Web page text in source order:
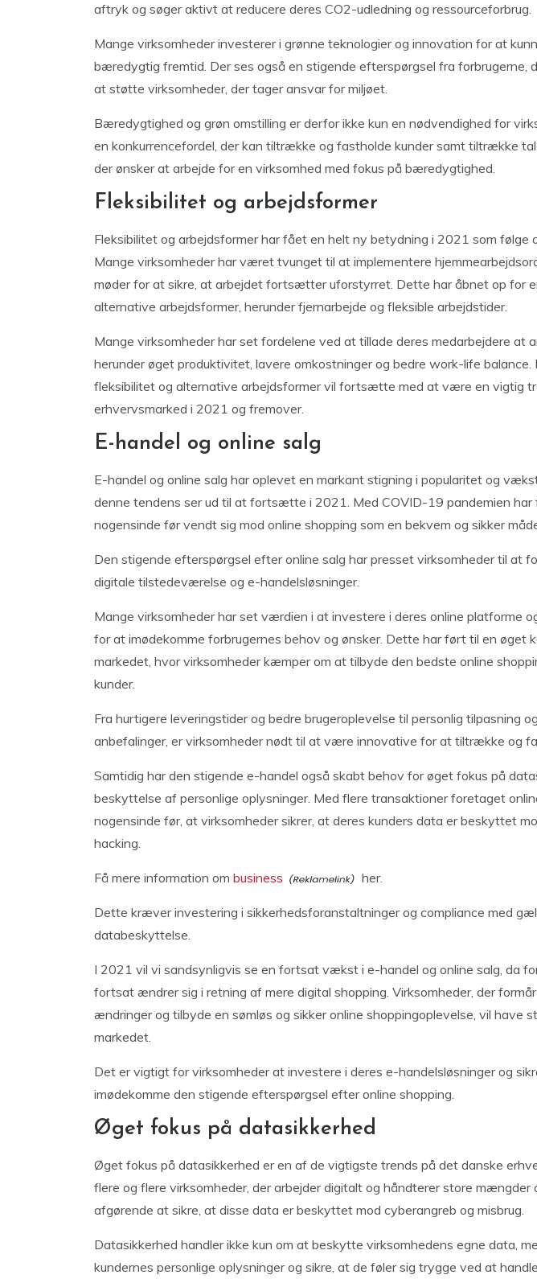
aftryk og søger aktivt at reducere deres CO2-udledning og ressourceforbrug.
Mange virksomheder investerer i grønne teknologier og innovation for at
bæredygtig fremtid. Der ses også en stigende efterspørgsel fra forbrugerne,
at støtte virksomheder, der tager ansvar for miljøet.
Bæredygtighed og grøn omstilling er derfor ikke kun en nødvendighed for
en konkurrencefordel, der kan tiltrække og fastholde kunder samt tiltrække
der ønsker at arbejde for en virksomhed med fokus på bæredygtighed.
Fleksibilitet og arbejdsformer
Fleksibilitet og arbejdsformer har fået en helt ny betydning i 2021 som følge
Mange virksomheder har været tvunget til at implementere
møder for at sikre, at arbejdet fortsætter uforstyrret. Dette har åbnet op for
alternative arbejdsformer, herunder fjernarbejde og fleksible arbejdstider.
Mange virksomheder har set fordelene ved at tillade deres medarbejdere at
herunder øget produktivitet, lavere omkostninger og bedre work-life
fleksibilitet og alternative arbejdsformer vil fortsætte med at være en vigtig
erhvervsmarked i 2021 og fremover.
E-handel og online salg
E-handel og online salg har oplevet en markant stigning i popularitet og
denne tendens ser ud til at fortsætte i 2021. Med COVID-19 pandemien har
nogensinde før vendt sig mod online shopping som en bekvem og sikker
Den stigende efterspørgsel efter online salg har presset virksomheder til at
digitale tilstedeværelse og e-handelsløsninger.
Mange virksomheder har set værdien i at investere i deres online platforme
for at imødekomme forbrugernes behov og ønsker. Dette har ført til en øget
markedet, hvor virksomheder kæmper om at tilbyde den bedste online
kunder.
Fra hurtigere leveringstider og bedre brugeroplevelse til personlig tilpasning
anbefalinger, er virksomheder nødt til at være innovative for at tiltrække og
Samtidig har den stigende e-handel også skabt behov for øget fokus på
beskyttelse af personlige oplysninger. Med flere transaktioner foretaget
nogensinde før, at virksomheder sikrer, at deres kunders data er beskyttet
hacking.
Få mere information om business her.
Dette kræver investering i sikkerhedsforanstaltninger og compliance med
databeskyttelse.
I 2021 vil vi sandsynligvis se en fortsat vækst i e-handel og online salg, da
fortsat ændrer sig i retning af mere digital shopping. Virksomheder, der
ændringer og tilbyde en sømløs og sikker online shoppingoplevelse, vil have
markedet.
Det er vigtigt for virksomheder at investere i deres e-handelsløsninger og
imødekomme den stigende efterspørgsel efter online shopping.
Øget fokus på datasikkerhed
Øget fokus på datasikkerhed er en af de vigtigste trends på det danske
flere og flere virksomheder, der arbejder digitalt og håndterer store mængder
afgørende at sikre, at disse data er beskyttet mod cyberangreb og misbrug.
Datasikkerhed handler ikke kun om at beskytte virksomhedens egne data,
kundernes personlige oplysninger og sikre, at de føler sig trygge ved at